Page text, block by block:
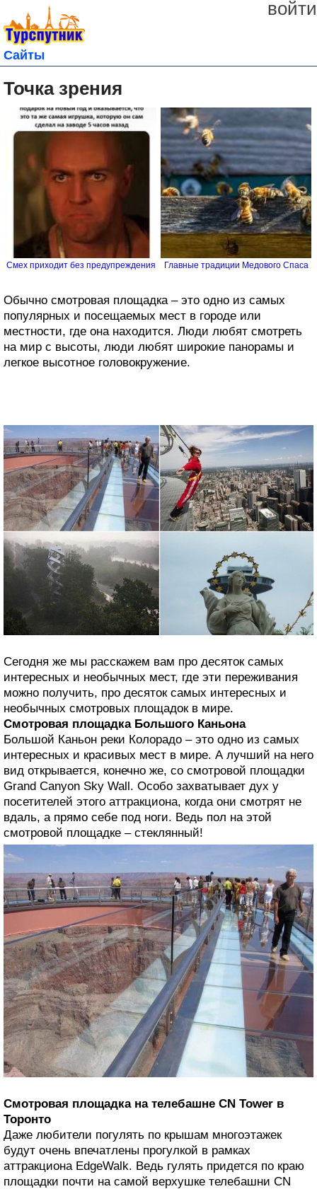
войти
Сайты
Точка зрения
Смех приходит без предупреждения Главные традиции Медового Спаса
Обычно смотровая площадка – это одно из самых
популярных и посещаемых мест в городе или
местности, где она находится. Люди любят смотреть
на мир с высоты, люди любят широкие панорамы и
легкое высотное головокружение.
Сегодня же мы расскажем вам про десяток самых
интересных и необычных мест, где эти переживания
можно получить, про десяток самых интересных и
необычных смотровых площадок в мире.
Смотровая площадка Большого Каньона
Большой Каньон реки Колорадо – это одно из самых
интересных и красивых мест в мире. А лучший на него
вид открывается, конечно же, со смотровой площадки
Grand Canyon Sky Wall. Особо захватывает дух у
посетителей этого аттракциона, когда они смотрят не
вдаль, а прямо себе под ноги. Ведь пол на этой
смотровой площадке – стеклянный!
Смотровая площадка на телебашне CN Tower в
Торонто
Даже любители погулять по крышам многоэтажек
будут очень впечатлены прогулкой в рамках
аттракциона EdgeWalk. Ведь гулять придется по краю
площадки почти на самой верхушке телебашни CN